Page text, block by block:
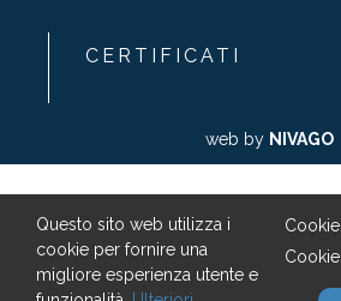
CERTIFICATI
web by NIVAGO
Sufinancirano sredstvima Europske
Questo sito web utilizza i
cookie per fornire una
migliore esperienza utente e